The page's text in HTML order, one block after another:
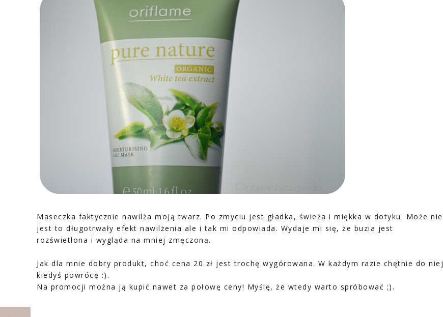
Maseczka faktycznie nawilża moją twarz. Po zmyciu jest gładka, świeża i miękka w dotyku. Może nie
jest to długotrwały efekt nawilżenia ale i tak mi odpowiada. Wydaje mi się, że buzia jest
rozświetlona i wygląda na mniej zmęczoną.
Jak dla mnie dobry produkt, choć cena 20 zł jest trochę wygórowana. W każdym razie chętnie do niej
kiedyś powrócę :).
Na promocji można ją kupić nawet za połowę ceny! Myślę, że wtedy warto spróbować ;).